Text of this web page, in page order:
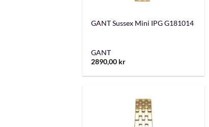
GANT Sussex Mini IPG G181014
GANT
2890,00 kr